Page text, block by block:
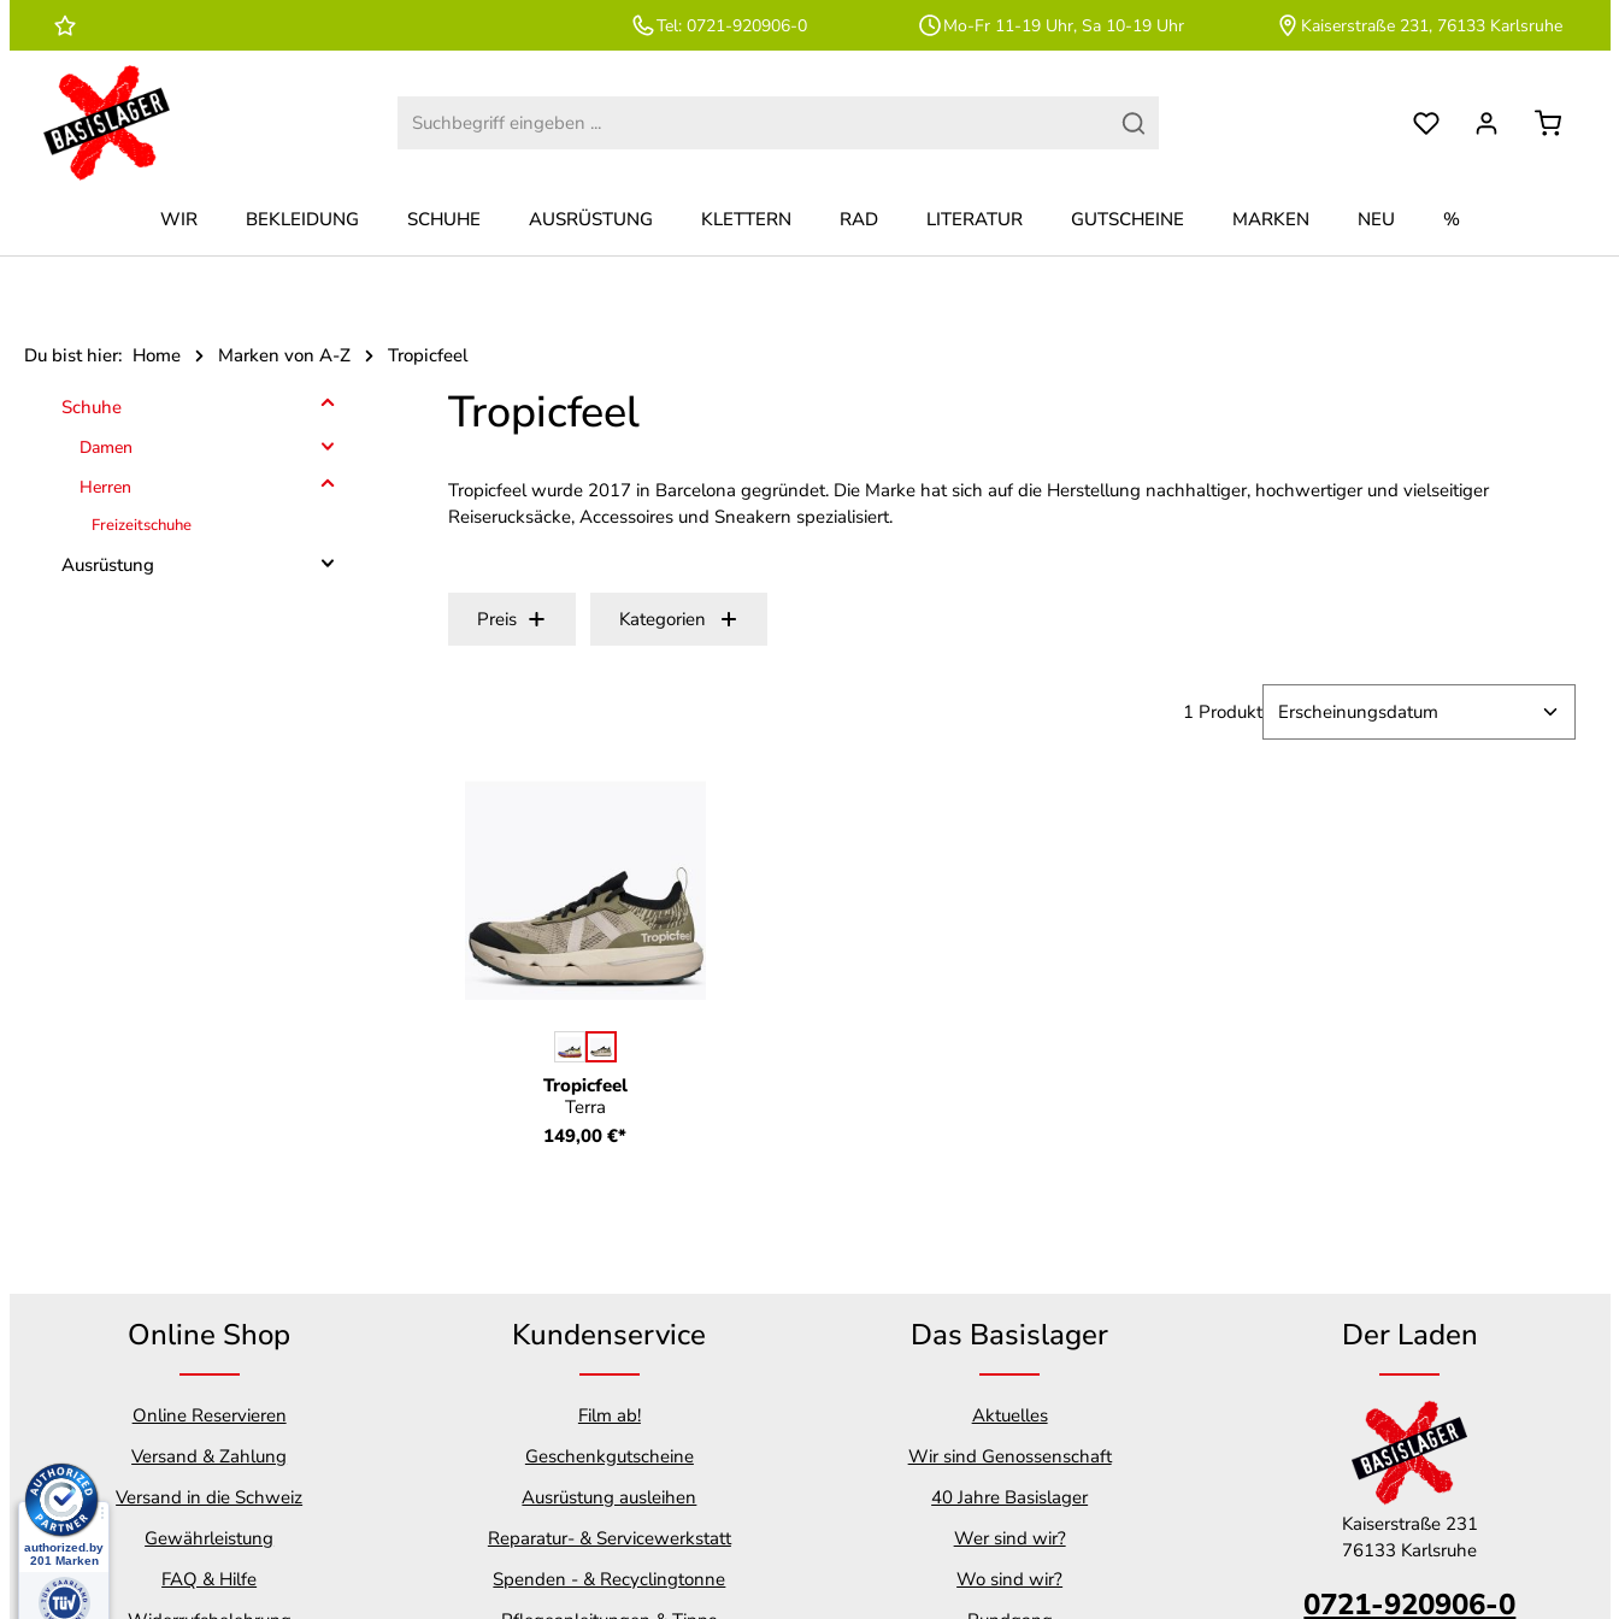
Hauptinhalt springen
Zur Suche springen
Zur Hauptnavigation springen Tel: 0721-920906-0 Mo-Fr 11-19 Uhr, Sa 10-19 Uhr Kaiserstraße 231, 76133 Karlsruhe
WIR BEKLEIDUNG SCHUHE AUSRÜSTUNG KLETTERN RAD LITERATUR GUTSCHEINE MARKEN NEU %
Du bist hier: Home Marken von A-Z Tropicfeel
Schuhe
Damen
Herren
Freizeitschuhe
Ausrüstung
Tropicfeel
Tropicfeel wurde 2017 in Barcelona gegründet. Die Marke hat sich auf die Herstellung nachhaltiger, hochwertiger und vielseitiger
Reiserucksäcke, Accessoires und Sneakern spezialisiert.
Preis Kategorien
1 Produkt
Tropicfeel
Terra
Farbe
149,00 €*
Online Shop
Online Reservieren
Versand & Zahlung
Versand in die Schweiz
Gewährleistung
FAQ & Hilfe
Kundenservice
Film ab!
Geschenkgutscheine
Ausrüstung ausleihen
Reparatur- & Servicewerkstatt
Spenden - & Recyclingtonne
Das Basislager
Aktuelles
Wir sind Genossenschaft
40 Jahre Basislager
Wer sind wir?
Wo sind wir?
Der Laden
Kaiserstraße 231
76133 Karlsruhe
0721-920906-0